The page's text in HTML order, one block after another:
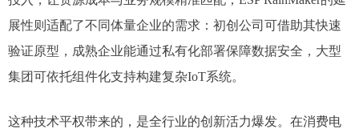
展性则适配了不同体量企业的需求：初创公司可借助其快速
验证原型，成熟企业能通过私有化部署保障数据安全，大型
集团可依托组件化支持构建复杂IoT系统。
这种技术平权带来的，是全行业的创新活力爆发。在消费电